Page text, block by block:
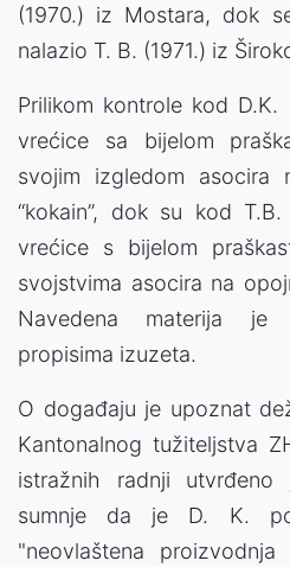
(1970.) iz Mostara, dok
nalazio T. B. (1971.) iz
Prilikom kontrole kod
vrećice sa bijelom
svojim izgledom asocira
“kokain”, dok su kod
vrećice s bijelom
svojstvima asocira na
Navedena materija je
propisima izuzeta.
O događaju je upoznat
Kantonalnog tužiteljstva
istražnih radnji utvrđeno
sumnje da je D. K.
"neovlaštena